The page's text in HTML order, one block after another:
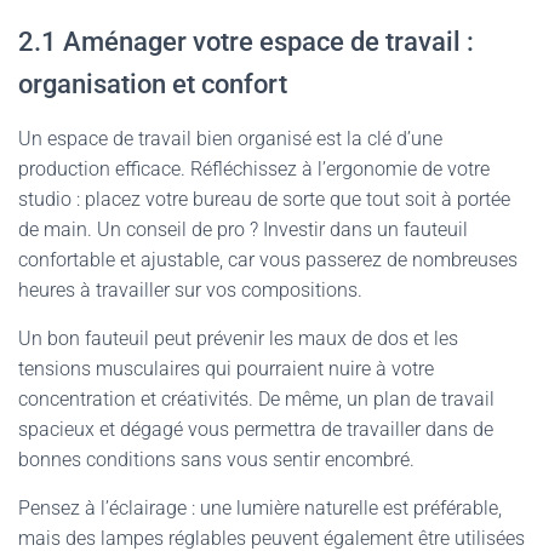
2.1 Aménager votre espace de travail :
organisation et confort
Un espace de travail bien organisé est la clé d’une
production efficace. Réfléchissez à l’ergonomie de votre
studio : placez votre bureau de sorte que tout soit à portée
de main. Un conseil de pro ? Investir dans un fauteuil
confortable et ajustable, car vous passerez de nombreuses
heures à travailler sur vos compositions.
Un bon fauteuil peut prévenir les maux de dos et les
tensions musculaires qui pourraient nuire à votre
concentration et créativités. De même, un plan de travail
spacieux et dégagé vous permettra de travailler dans de
bonnes conditions sans vous sentir encombré.
Pensez à l’éclairage : une lumière naturelle est préférable,
mais des lampes réglables peuvent également être utilisées